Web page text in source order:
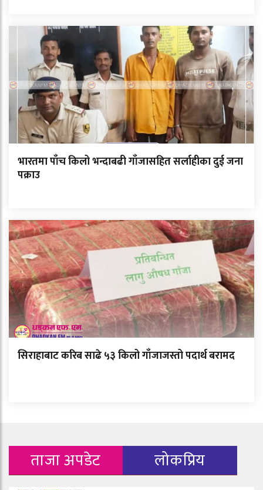
भारतमा पाँच किलो भन्दाबढी गाँजासहित सर्लाहीका दुई जना
पक्राउ
सिराहाबाट करिब साढे ५३ किलो गाँजाजस्तो पदार्थ बरामद
ताजा अपडेट लोकप्रिय